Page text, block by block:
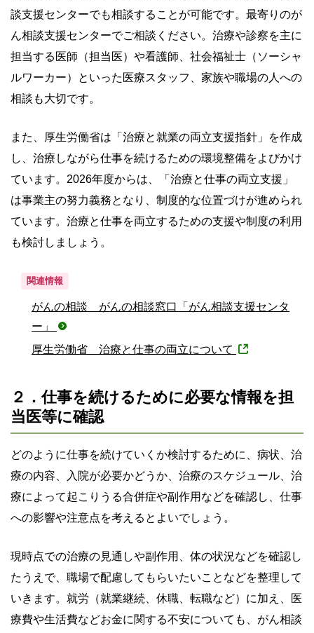
談支援センターでも相談することが可能です。最寄りのが
ん相談支援センターでご相談ください。治療や診察を主に
担当する医師（担当医）や看護師、社会福祉士（ソーシャ
ルワーカー）といった医療スタッフ、家族や職場の人への
相談も大切です。
また、厚生労働省は「治療と就業の両立支援指針」を作成
し、治療しながら仕事を続けるための環境整備をよびかけ
ています。2026年度からは、「治療と仕事の両立支援」
は事業主の努力義務となり、制度的な位置づけが進められ
ています。治療と仕事を両立するための支援や制度の利用
も検討しましょう。
関連情報
がんの相談 がんの相談窓口「がん相談支援センタ
ー」
厚生労働省 治療と仕事の両立について
２．仕事を続けるために必要な情報を担
当医等に確認
どのように仕事を続けていくか検討するために、病状、治
療の内容、入院が必要かどうか、治療のスケジュール、治
療によって起こりうる合併症や副作用などを確認し、仕事
への影響や注意点を考えるとよいでしょう。
現時点での治療の見通しや副作用、体の状況などを確認し
たうえで、職場で配慮してもらいたいことなどを整理して
いきます。就労（就業継続、休職、転職など）に加え、医
療費や生活費などお金に関する不安についても、がん相談